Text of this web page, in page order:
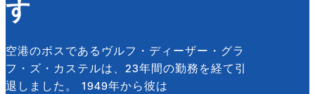
す
空港のボスであるヴルフ・ディーザー・グラ
フ・ズ・カステルは、23年間の勤務を経て引
退しました。 1949年から彼は